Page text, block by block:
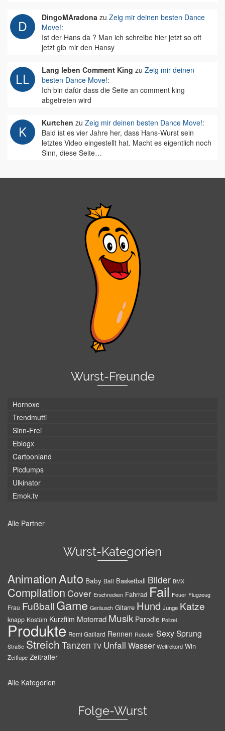
DingoMAradona zu Zeig mir deinen besten Dance
Move!:
Ist der Hans da ? Man ich schreibe hier jetzt so oft
jetzt gib mir den Hansy
Lang leben Comment King zu Zeig mir deinen
besten Dance Move!:
Ich bin dafür dass die Seite an comment king
abgetreten wird
Kurtchen zu Zeig mir deinen besten Dance Move!:
Bald ist es vier Jahre her, dass Hans-Wurst sein
letztes Video eingestellt hat. Macht es eigentlich noch
Sinn, diese Seite…
Wurst-Freunde
Hornoxe
Trendmutti
Sinn-Frei
Eblogx
Cartoonland
Picdumps
Ulkinator
Emok.tv
Alle Partner
Wurst-Kategorien
AnimationAuto Baby Ball Basketball Bilder BMX
Compilation Cover Erschrecken Fahrrad Fail Feuer Flugzeug
Frau Fußball Game Geräusch Gitarre Hund Junge Katze
knapp Kostüm Kurzfilm Motorrad Musik Parodie Polizei
Produkte Remi Gaillard Rennen Roboter SexySprung
Straße Streich Tanzen TV Unfall Wasser Weltrekord Win
Zeitlupe Zeitraffer
Alle Kategorien
Folge-Wurst